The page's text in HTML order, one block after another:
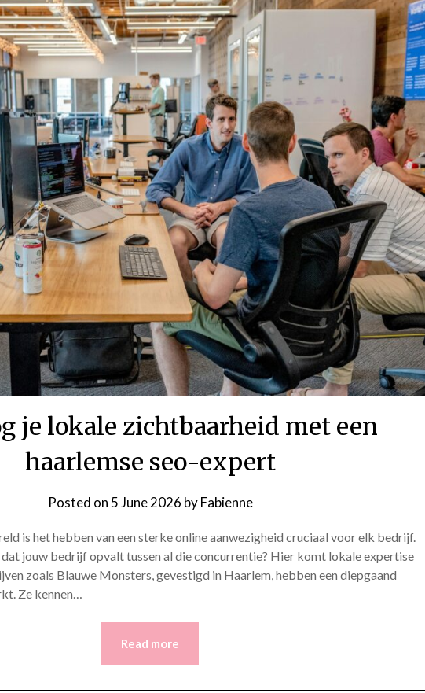
je lokale zichtbaarheid met een
haarlemse seo-expert
Posted on 5 June 2026 byFabienne
is het hebben van een sterke online aanwezigheid cruciaal voor elk bedrijf.
jouw bedrijf opvalt tussen al die concurrentie? Hier komt lokale expertise
zoals Blauwe Monsters, gevestigd in Haarlem, hebben een diepgaand
Ze kennen…
Read more